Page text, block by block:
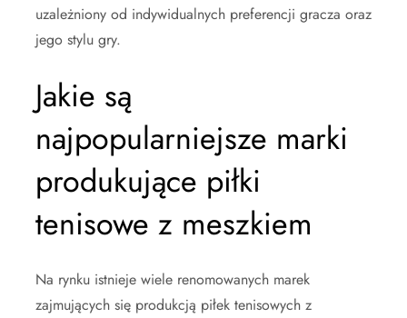
uzależniony od indywidualnych preferencji gracza oraz
jego stylu gry.
Jakie są
najpopularniejsze marki
produkujące piłki
tenisowe z meszkiem
Na rynku istnieje wiele renomowanych marek
zajmujących się produkcją piłek tenisowych z